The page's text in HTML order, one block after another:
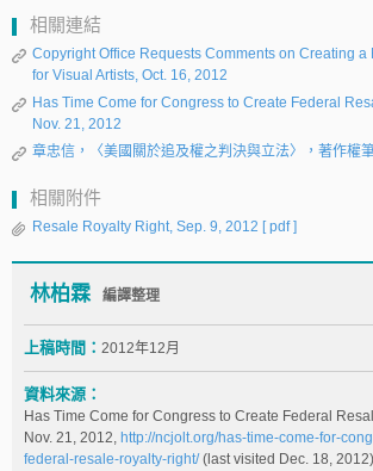
相關連結
Copyright Office Requests Comments on Creating
for Visual Artists, Oct. 16, 2012
Has Time Come for Congress to Create Federal
Nov. 21, 2012
章忠信，〈美國關於追及權之判決與立法〉，著作權
相關附件
Resale Royalty Right, Sep. 9, 2012 [ pdf ]
林柏霖 編譯整理
上稿時間： 2012年12月
資料來源：
Has Time Come for Congress to Create Federal
Nov. 21, 2012, http://ncjolt.org/has-time-come-for-
federal-resale-royalty-right/(last visited Dec. 18,